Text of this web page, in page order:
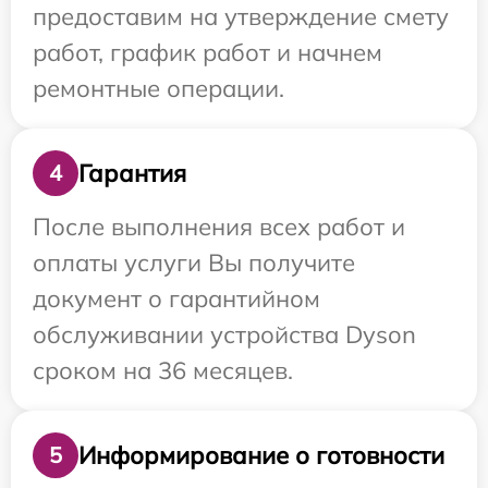
предоставим на утверждение смету
работ, график работ и начнем
ремонтные операции.
4
Гарантия
После выполнения всех работ и
оплаты услуги Вы получите
документ о гарантийном
обслуживании устройства Dyson
сроком на 36 месяцев.
5
Информирование о готовности